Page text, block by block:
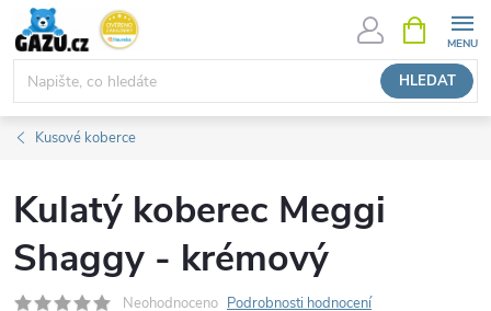
Přejít
obsah
HLEDAT
NÁKUPNÍ
KOŠÍK
Kusové koberce
Kulatý koberec Meggi
Shaggy - krémový
Neohodnoceno Podrobnosti hodnocení